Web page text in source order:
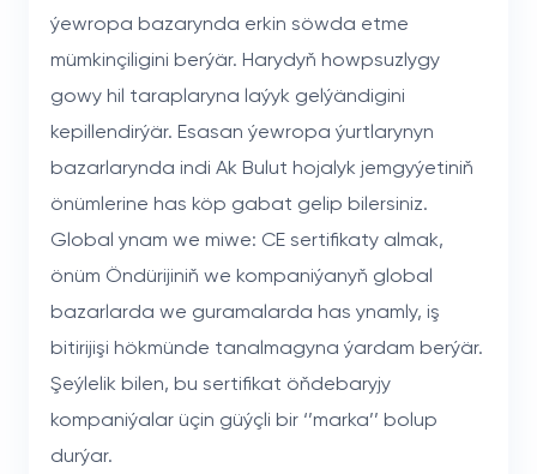
ýewropa bazarynda erkin söwda etme
mümkinçiligini berýär. Harydyň howpsuzlygy
gowy hil taraplaryna laýyk gelýändigini
kepillendirýär. Esasan ýewropa ýurtlarynyn
bazarlarynda indi Ak Bulut hojalyk jemgyýetiniň
önümlerine has köp gabat gelip bilersiniz.
Global ynam we miwe: CE sertifikaty almak,
önüm Öndürijiniň we kompaniýanyň global
bazarlarda we guramalarda has ynamly, iş
bitirijişi hökmünde tanalmagyna ýardam berýär.
Şeýlelik bilen, bu sertifikat öňdebaryjy
kompaniýalar üçin güýçli bir ‘’marka’’ bolup
durýar.